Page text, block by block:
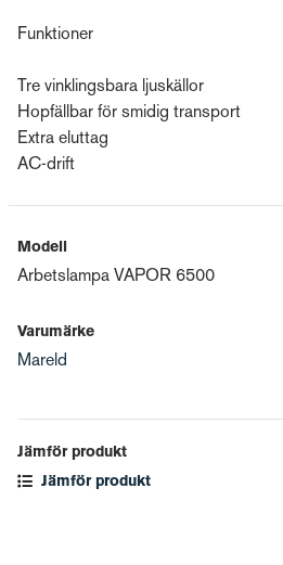
Funktioner
Tre vinklingsbara ljuskällor
Hopfällbar för smidig transport
Extra eluttag
AC-drift
Modell
Arbetslampa VAPOR 6500
Varumärke
Mareld
Jämför produkt
Jämför produkt